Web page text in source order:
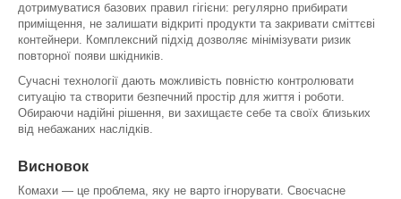
дотримуватися базових правил гігієни: регулярно прибирати
приміщення, не залишати відкриті продукти та закривати сміттєві
контейнери. Комплексний підхід дозволяє мінімізувати ризик
повторної появи шкідників.
Сучасні технології дають можливість повністю контролювати
ситуацію та створити безпечний простір для життя і роботи.
Обираючи надійні рішення, ви захищаєте себе та своїх близьких
від небажаних наслідків.
Висновок
Комахи — це проблема, яку не варто ігнорувати. Своєчасне